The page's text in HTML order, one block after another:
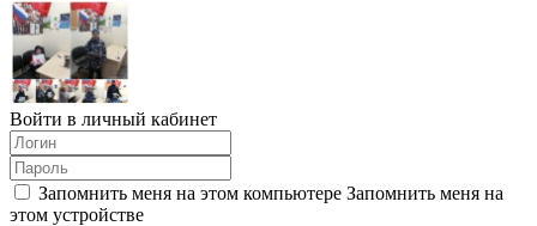
Войти в личный кабинет
Запомнить меня на этом компьютере Запомнить меня на
этом устройстве